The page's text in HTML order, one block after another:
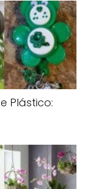
Plástico: